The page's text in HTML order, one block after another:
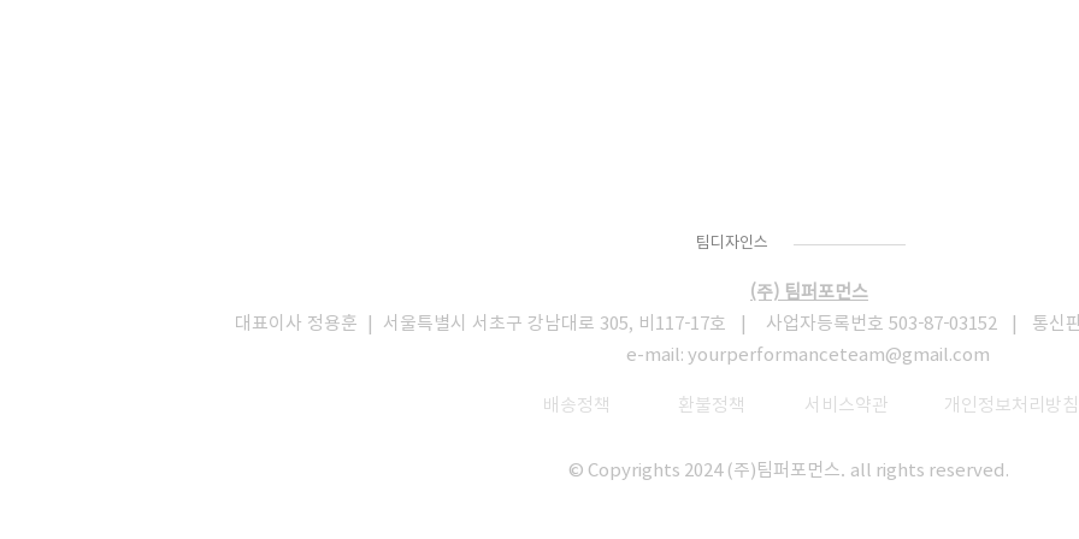
팀디자인스
(주) 팀퍼포먼스
대표이사 정용훈 | 서울특별시 서초구 강남대로 305, 비117-17호 | 사업자등록번호 503-87-03152 | 통신판
e-mail: yourperformanceteam@gmail.com
배송정책 환불정책 서비스약관 개인정보처리방침
© Copyrights 2024 (주)팀퍼포먼스. all rights reserved.